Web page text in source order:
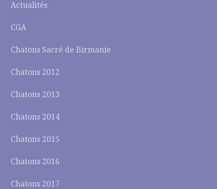
Actualités
CGA
Chatons Sacré de Birmanie
Chatons 2012
Chatons 2013
Chatons 2014
Chatons 2015
Chatons 2016
Chatons 2017